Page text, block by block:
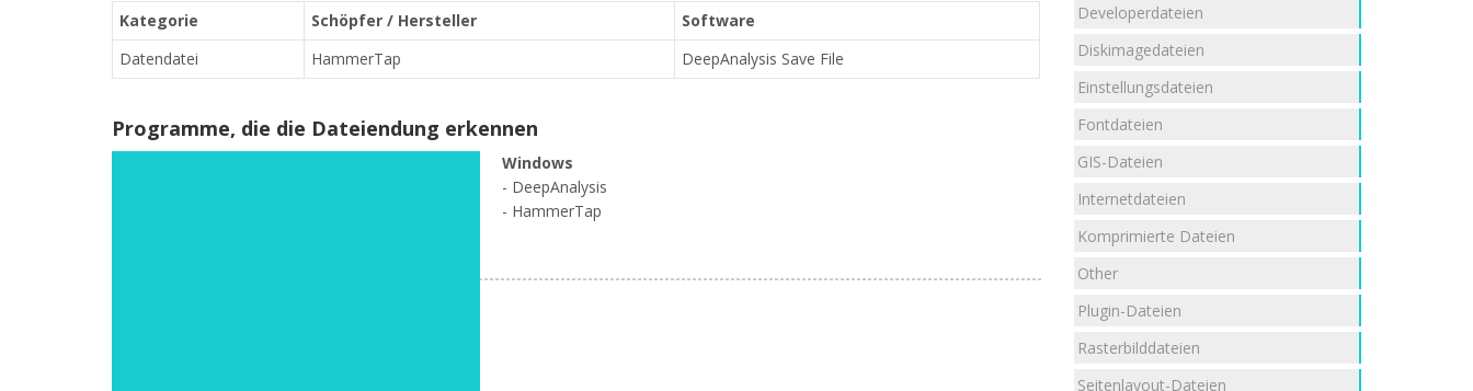
Kategorie Schöpfer / Hersteller
Software
Datendatei
HammerTap DeepAnalysis Save File
Programme, die die Dateiendung erkennen
Windows
- DeepAnalysis
- HammerTap
Developerdateien
Diskimagedateien
Einstellungsdateien
Fontdateien
GIS-Dateien
Internetdateien
Komprimierte Dateien
Other
Plugin-Dateien
Rasterbilddateien
Seitenlayout-Dateien